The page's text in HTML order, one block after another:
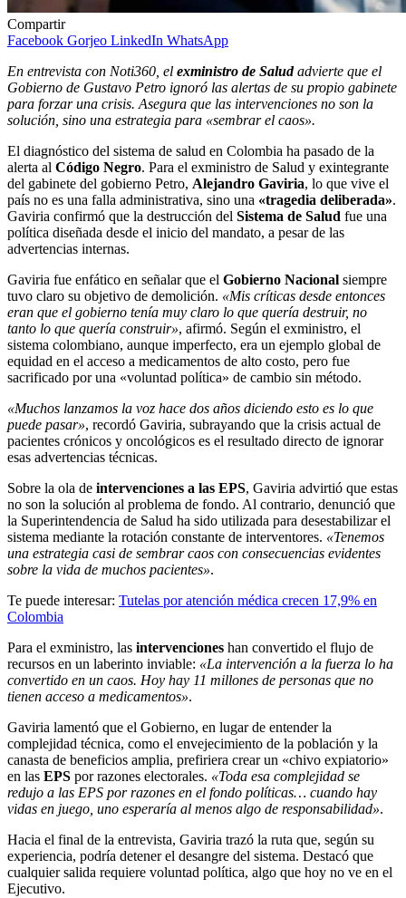
Compartir
Facebook Gorjeo LinkedIn WhatsApp
En entrevista con Noti360, el exministro de Saludadvierte que el
Gobierno de Gustavo Petro ignoró las alertas de su propio gabinete
para forzar una crisis. Asegura que las intervenciones no son la
solución, sino una estrategia para «sembrar el caos».
El diagnóstico del sistema de salud en Colombia ha pasado de la
alerta al Código Negro. Para el exministro de Salud y exintegrante
del gabinete del gobierno Petro, Alejandro Gaviria, lo que vive el
país no es una falla administrativa, sino una «tragedia deliberada».
Gaviria confirmó que la destrucción del Sistema de Salud fue una
política diseñada desde el inicio del mandato, a pesar de las
advertencias internas.
Gaviria fue enfático en señalar que el Gobierno Nacional siempre
tuvo claro su objetivo de demolición. «Mis críticas desde entonces
eran que el gobierno tenía muy claro lo que quería destruir, no
tanto lo que quería construir», afirmó. Según el exministro, el
sistema colombiano, aunque imperfecto, era un ejemplo global de
equidad en el acceso a medicamentos de alto costo, pero fue
sacrificado por una «voluntad política» de cambio sin método.
«Muchos lanzamos la voz hace dos años diciendo esto es lo que
puede pasar», recordó Gaviria, subrayando que la crisis actual de
pacientes crónicos y oncológicos es el resultado directo de ignorar
esas advertencias técnicas.
Sobre la ola de intervenciones a las EPS, Gaviria advirtió que estas
no son la solución al problema de fondo. Al contrario, denunció que
la Superintendencia de Salud ha sido utilizada para desestabilizar el
sistema mediante la rotación constante de interventores. «Tenemos
una estrategia casi de sembrar caos con consecuencias evidentes
sobre la vida de muchos pacientes».
Te puede interesar: Tutelas por atención médica crecen 17,9% en
Colombia
Para el exministro, las intervenciones han convertido el flujo de
recursos en un laberinto inviable: «La intervención a la fuerza lo ha
convertido en un caos. Hoy hay 11 millones de personas que no
tienen acceso a medicamentos».
Gaviria lamentó que el Gobierno, en lugar de entender la
complejidad técnica, como el envejecimiento de la población y la
canasta de beneficios amplia, prefiriera crear un «chivo expiatorio»
en las EPS por razones electorales. «Toda esa complejidad se
redujo a las EPS por razones en el fondo políticas… cuando hay
vidas en juego, uno esperaría al menos algo de responsabilidad».
Hacia el final de la entrevista, Gaviria trazó la ruta que, según su
experiencia, podría detener el desangre del sistema. Destacó que
cualquier salida requiere voluntad política, algo que hoy no ve en el
Ejecutivo.